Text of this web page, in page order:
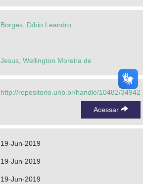
Borges, Díbio Leandro
Jesus, Wellington Moreira de
http://repositorio.unb.br/handle/10482/34942
Acessar
19-Jun-2019
19-Jun-2019
19-Jun-2019